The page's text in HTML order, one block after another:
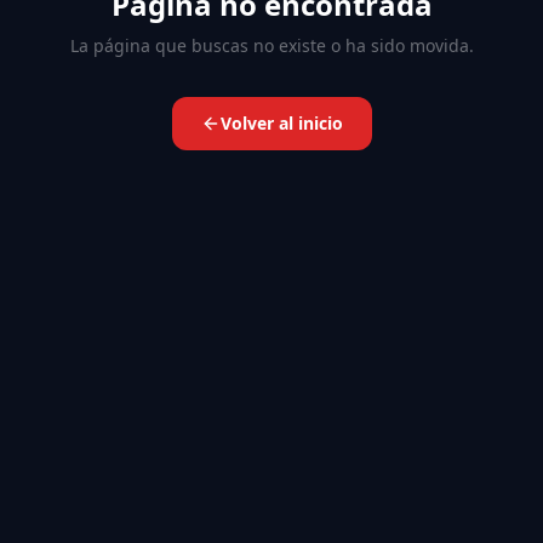
La página que buscas no existe o ha sido movida.
Volver al inicio